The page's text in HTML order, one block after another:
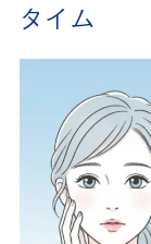
タイム